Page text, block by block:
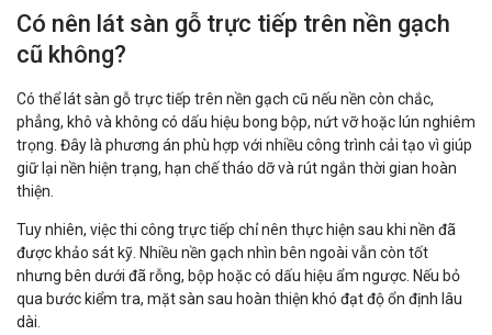
Có nên lát sàn gỗ trực tiếp trên nền gạch
cũ không?
Có thể lát sàn gỗ trực tiếp trên nền gạch cũ nếu nền còn chắc,
phẳng, khô và không có dấu hiệu bong bộp, nứt vỡ hoặc lún nghiêm
trọng. Đây là phương án phù hợp với nhiều công trình cải tạo vì giúp
giữ lại nền hiện trạng, hạn chế tháo dỡ và rút ngắn thời gian hoàn
thiện.
Tuy nhiên, việc thi công trực tiếp chỉ nên thực hiện sau khi nền đã
được khảo sát kỹ. Nhiều nền gạch nhìn bên ngoài vẫn còn tốt
nhưng bên dưới đã rỗng, bộp hoặc có dấu hiệu ẩm ngược. Nếu bỏ
qua bước kiểm tra, mặt sàn sau hoàn thiện khó đạt độ ổn định lâu
dài.